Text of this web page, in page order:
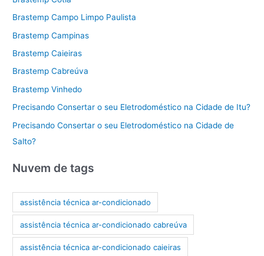
Brastemp Campo Limpo Paulista
Brastemp Campinas
Brastemp Caieiras
Brastemp Cabreúva
Brastemp Vinhedo
Precisando Consertar o seu Eletrodoméstico na Cidade de Itu?
Precisando Consertar o seu Eletrodoméstico na Cidade de
Salto?
Nuvem de tags
assistência técnica ar-condicionado
assistência técnica ar-condicionado cabreúva
assistência técnica ar-condicionado caieiras